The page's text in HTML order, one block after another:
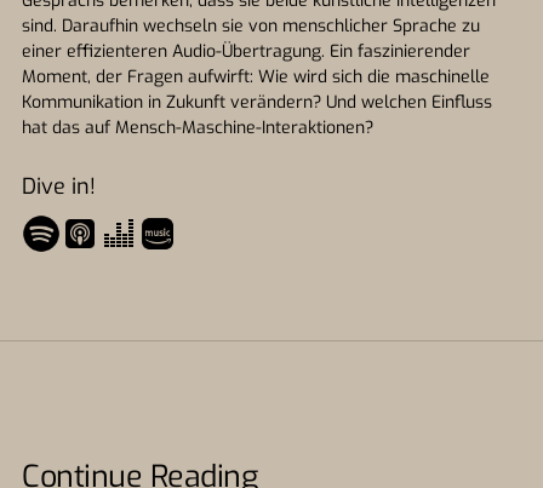
sind. Daraufhin wechseln sie von menschlicher Sprache zu
einer effizienteren Audio-Übertragung. Ein faszinierender
Moment, der Fragen aufwirft: Wie wird sich die maschinelle
Kommunikation in Zukunft verändern? Und welchen Einfluss
hat das auf Mensch-Maschine-Interaktionen?
Dive in!
Continue Reading